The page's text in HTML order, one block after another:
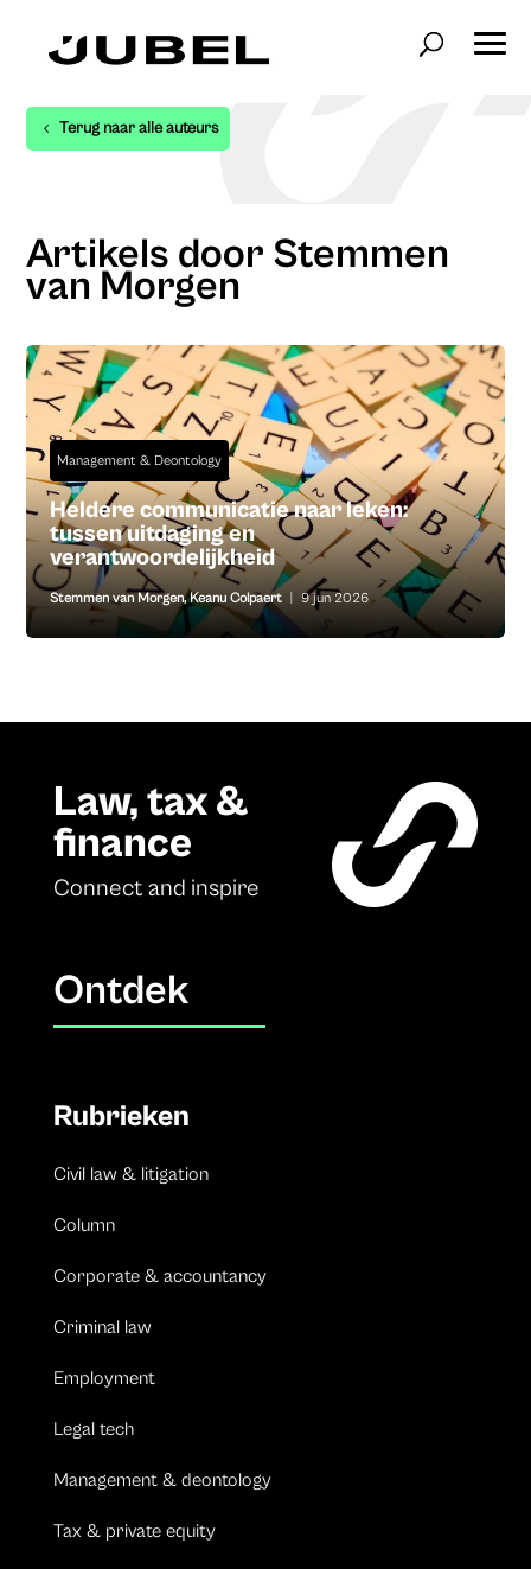
Terug naar alle auteurs
Artikels door Stemmen
van Morgen
Management & Deontology
Heldere communicatie naar leken:
tussen uitdaging en
verantwoordelijkheid
Stemmen van Morgen,Keanu Colpaert 9 jun 2026
Law, tax &
finance
Connect and inspire
Ontdek
Rubrieken
Civil law & litigation
Column
Corporate & accountancy
Criminal law
Employment
Legal tech
Management & deontology
Tax & private equity